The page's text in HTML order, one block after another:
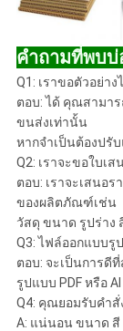
คำถามที่พบบ่
Q1: เราขอตัวอย่า
ตอบ: ได้ คุณสามา
ขนส่งเท่านั้น
หากจำเป็นต้องปรั
Q2: เราจะขอใบเส
ตอบ: เราจะเสนอ
ของผลิตภัณฑ์เช่น
วัสดุ ขนาด รูปร่าง
Q3: ไฟล์ออกแบบ
ตอบ: จะเป็นการดี
รูปแบบ PDF หรือ
Q4: คุณยอมรับคำสั่
A: แน่นอน ขนาด สี